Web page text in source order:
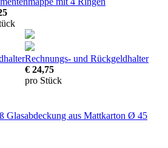
Rechnungs- und Rückgeldhalter
€ 24,75
pro Stück
Glasabdeckung aus Mattkarton Ø 45